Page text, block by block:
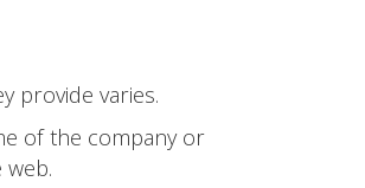
provide varies.
of the company or